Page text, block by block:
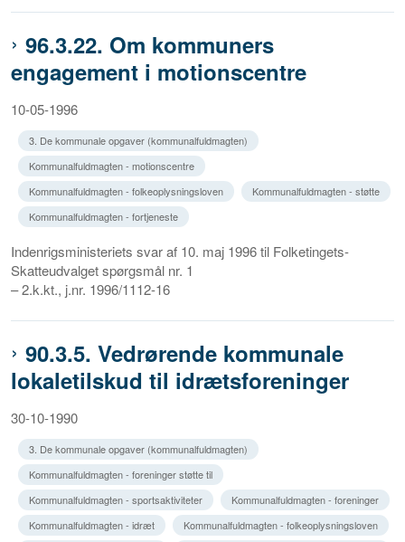
96.3.22. Om kommuners
engagement i motionscentre
10-05-1996
3. De kommunale opgaver (kommunalfuldmagten)
Kommunalfuldmagten - motionscentre
Kommunalfuldmagten - folkeoplysningsloven
Kommunalfuldmagten - støtte
Kommunalfuldmagten - fortjeneste
Indenrigsministeriets svar af 10. maj 1996 til Folketingets-
Skatteudvalget spørgsmål nr. 1
– 2.k.kt., j.nr. 1996/1112-16
90.3.5. Vedrørende kommunale
lokaletilskud til idrætsforeninger
30-10-1990
3. De kommunale opgaver (kommunalfuldmagten)
Kommunalfuldmagten - foreninger støtte til
Kommunalfuldmagten - sportsaktiviteter
Kommunalfuldmagten - foreninger
Kommunalfuldmagten - idræt
Kommunalfuldmagten - folkeoplysningsloven